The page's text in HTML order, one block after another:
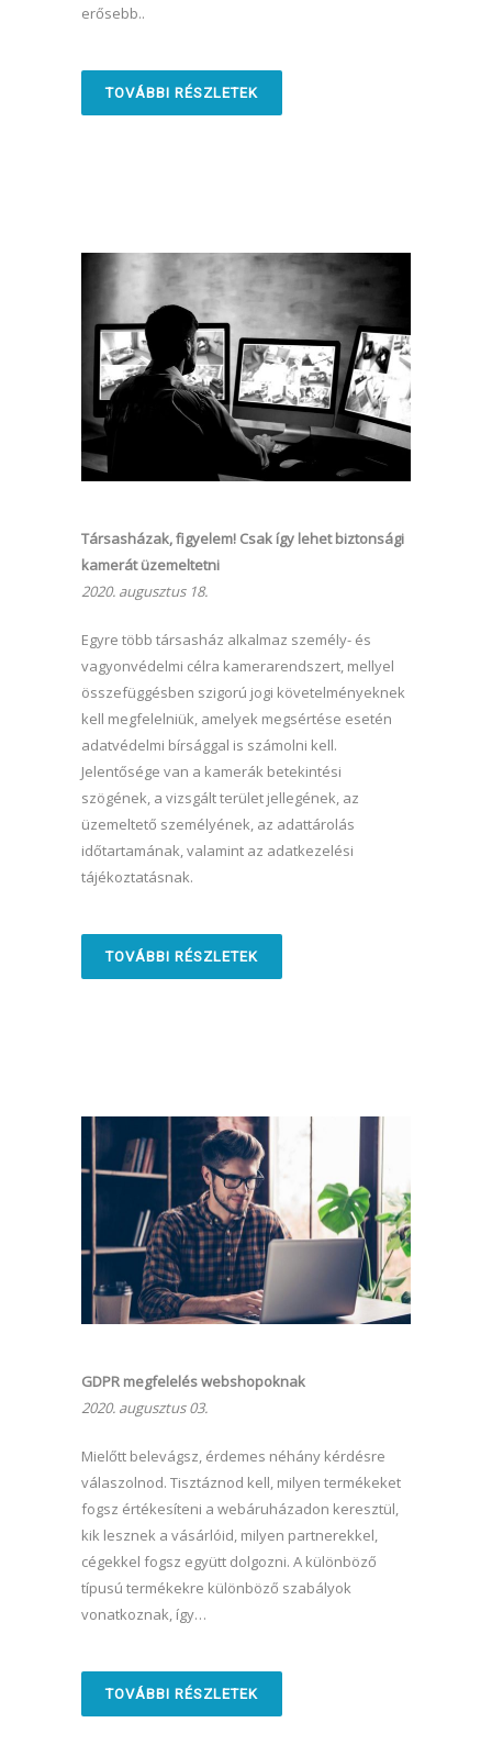
erősebb..
TOVÁBBI RÉSZLETEK
Társasházak, figyelem! Csak így lehet biztonsági
kamerát üzemeltetni
2020. augusztus 18.
Egyre több társasház alkalmaz személy- és
vagyonvédelmi célra kamerarendszert, mellyel
összefüggésben szigorú jogi követelményeknek
kell megfelelniük, amelyek megsértése esetén
adatvédelmi bírsággal is számolni kell.
Jelentősége van a kamerák betekintési
szögének, a vizsgált terület jellegének, az
üzemeltető személyének, az adattárolás
időtartamának, valamint az adatkezelési
tájékoztatásnak.
TOVÁBBI RÉSZLETEK
GDPR megfelelés webshopoknak
2020. augusztus 03.
Mielőtt belevágsz, érdemes néhány kérdésre
válaszolnod. Tisztáznod kell, milyen termékeket
fogsz értékesíteni a webáruházadon keresztül,
kik lesznek a vásárlóid, milyen partnerekkel,
cégekkel fogsz együtt dolgozni. A különböző
típusú termékekre különböző szabályok
vonatkoznak, így…
TOVÁBBI RÉSZLETEK